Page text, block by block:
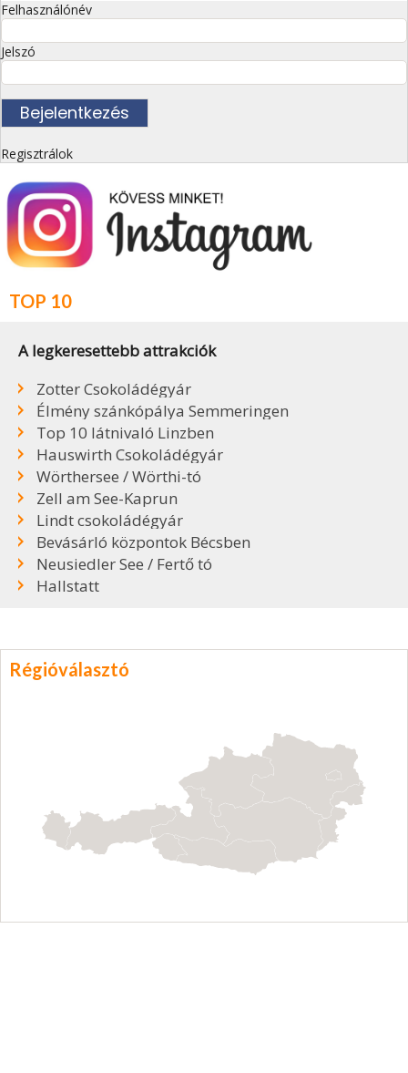
Felhasználónév
Jelszó
Regisztrálok
TOP 10
A legkeresettebb attrakciók
Zotter Csokoládégyár
Élmény szánkópálya Semmeringen
Top 10 látnivaló Linzben
Hauswirth Csokoládégyár
Wörthersee / Wörthi-tó
Zell am See-Kaprun
Lindt csokoládégyár
Bevásárló központok Bécsben
Neusiedler See / Fertő tó
Hallstatt
Régióválasztó